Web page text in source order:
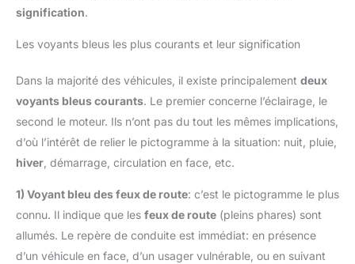
signification.
Les voyants bleus les plus courants et leur signification
Dans la majorité des véhicules, il existe principalement deux
voyants bleus courants. Le premier concerne l’éclairage, le
second le moteur. Ils n’ont pas du tout les mêmes implications,
d’où l’intérêt de relier le pictogramme à la situation: nuit, pluie,
hiver , démarrage, circulation en face, etc.
1) Voyant bleu des feux de route: c’est le pictogramme le plus
connu. Il indique que les feux de route (pleins phares) sont
allumés. Le repère de conduite est immédiat: en présence
d’un véhicule en face, d’un usager vulnérable, ou en suivant